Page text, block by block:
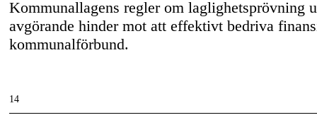
Kommunallagens regler om laglighetsprövning
avgörande hinder mot att effektivt bedriva
kommunalförbund.
14